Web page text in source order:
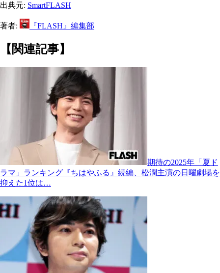
出典元: SmartFLASH
著者: 『FLASH』編集部
【関連記事】
期待の2025年「夏ド
ラマ」ランキング『ちはやふる』続編、松潤主演の日曜劇場を
抑えた1位は…